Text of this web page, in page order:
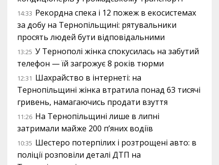
14:33 Рекордна спека і 12 пожеж в екосистемах
за добу на Тернопільщині: рятувальники
просять людей бути відповідальними
13:25 У Тернополі жінка спокусилась на забутий
телефон — їй загрожує 8 років тюрми
12:31 Шахрайство в інтернеті: на
Тернопільщині жінка втратила понад 63 тисячі
гривень, намагаючись продати взуття
11:26 На Тернопільщині лише в липні
затримали майже 200 п’яних водіїв
10:35 Шестеро потерпілих і розтрощені авто: в
поліції розповіли деталі ДТП на